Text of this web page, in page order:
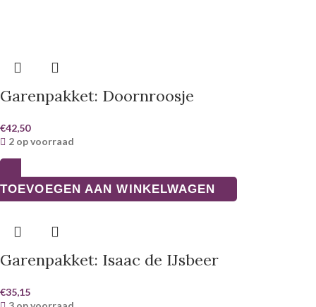
Garenpakket: Doornroosje
€42,50
2 op voorraad
TOEVOEGEN AAN WINKELWAGEN
Garenpakket: Isaac de IJsbeer
€35,15